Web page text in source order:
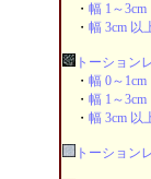
・ 幅 1～3cm
・ 幅 3cm 以
トーション
・ 幅 0～1cm
・ 幅 1～3cm
・ 幅 3cm 以
トーション